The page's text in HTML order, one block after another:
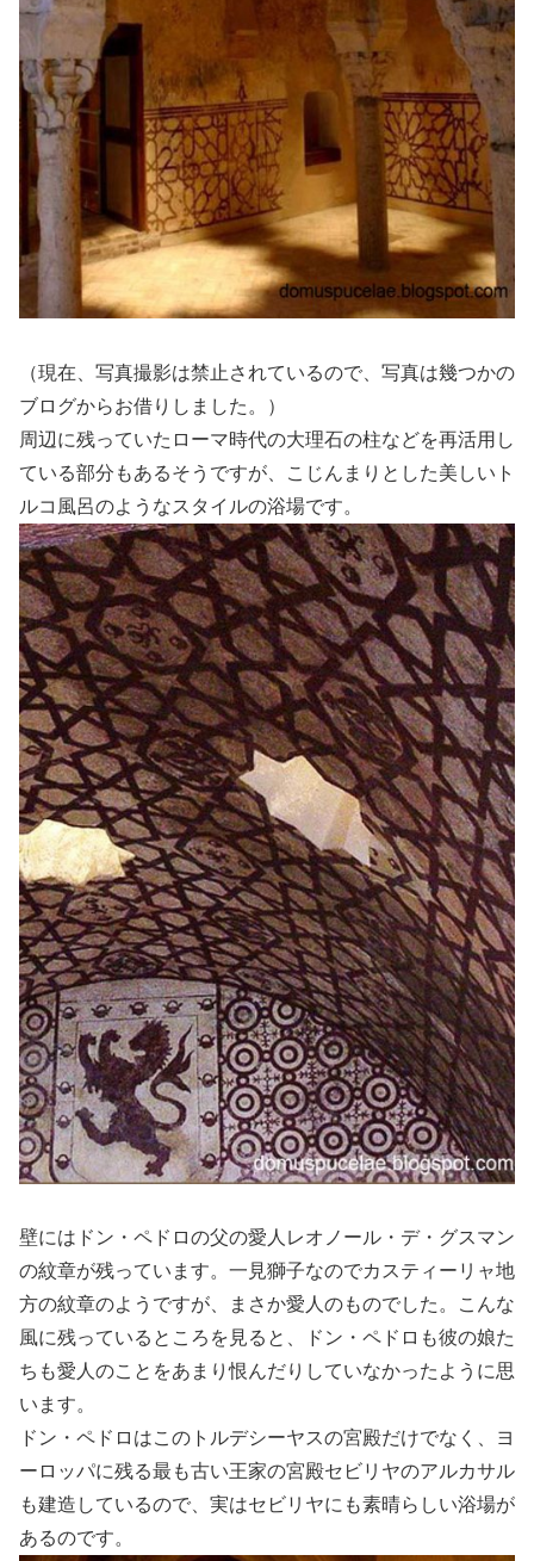
（現在、写真撮影は禁止されているので、写真は幾つかの
ブログからお借りしました。）
周辺に残っていたローマ時代の大理石の柱などを再活用し
ている部分もあるそうですが、こじんまりとした美しいト
ルコ風呂のようなスタイルの浴場です。
壁にはドン・ペドロの父の愛人レオノール・デ・グスマン
の紋章が残っています。一見獅子なのでカスティーリャ地
方の紋章のようですが、まさか愛人のものでした。こんな
風に残っているところを見ると、ドン・ペドロも彼の娘た
ちも愛人のことをあまり恨んだりしていなかったように思
います。
ドン・ペドロはこのトルデシーヤスの宮殿だけでなく、ヨ
ーロッパに残る最も古い王家の宮殿セビリヤのアルカサル
も建造しているので、実はセビリヤにも素晴らしい浴場が
あるのです。